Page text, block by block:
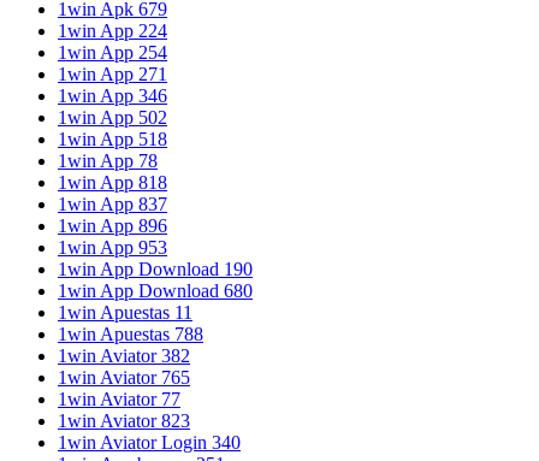
1win Apk 679
1win App 224
1win App 254
1win App 271
1win App 346
1win App 502
1win App 518
1win App 78
1win App 818
1win App 837
1win App 896
1win App 953
1win App Download 190
1win App Download 680
1win Apuestas 11
1win Apuestas 788
1win Aviator 382
1win Aviator 765
1win Aviator 77
1win Aviator 823
1win Aviator Login 340